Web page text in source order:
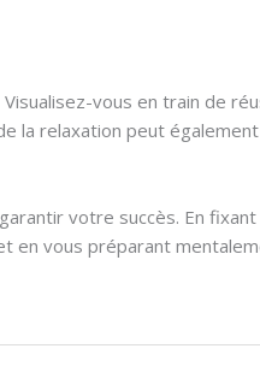
vous en train de
la relaxation peut
votre succès. En
en vous préparant